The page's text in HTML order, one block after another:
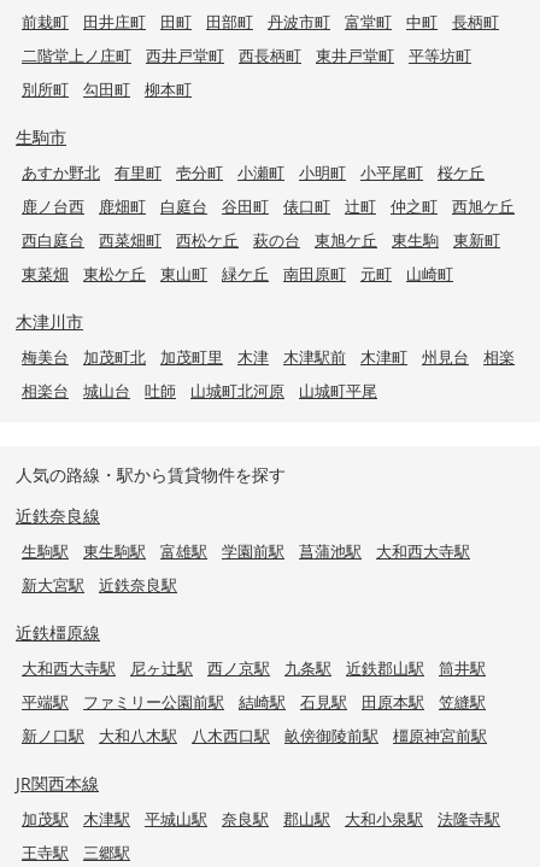
前栽町
田井庄町 田町 田部町 丹波市町 富堂町 中町
長柄町
二階堂上ノ庄町
西井戸堂町 西長柄町 東井戸堂町
平等坊町
別所町
勾田町 柳本町
生駒市
あすか野北 有里町 壱分町 小瀬町 小明町 小平尾町
桜ケ丘
鹿ノ台西
鹿畑町 白庭台 谷田町 俵口町 辻町 仲之町
西旭ケ丘
西白庭台
西菜畑町 西松ケ丘 萩の台 東旭ケ丘 東生駒
東新町
東菜畑
東松ケ丘 東山町 緑ケ丘 南田原町 元町 山崎町
木津川市
梅美台 加茂町北 加茂町里 木津 木津駅前 木津町 州見台
相楽
相楽台
城山台 吐師 山城町北河原 山城町平尾
人気の路線・駅から賃貸物件を探す
近鉄奈良線
生駒駅 東生駒駅 富雄駅 学園前駅 菖蒲池駅
大和西大寺駅
新大宮駅
近鉄奈良駅
近鉄橿原線
大和西大寺駅 尼ヶ辻駅 西ノ京駅 九条駅 近鉄郡山駅
筒井駅
平端駅
ファミリー公園前駅 結崎駅 石見駅 田原本駅
笠縫駅
新ノ口駅
大和八木駅 八木西口駅 畝傍御陵前駅 橿原神宮前駅
JR関西本線
加茂駅 木津駅 平城山駅 奈良駅 郡山駅 大和小泉駅
法隆寺駅
王寺駅
三郷駅